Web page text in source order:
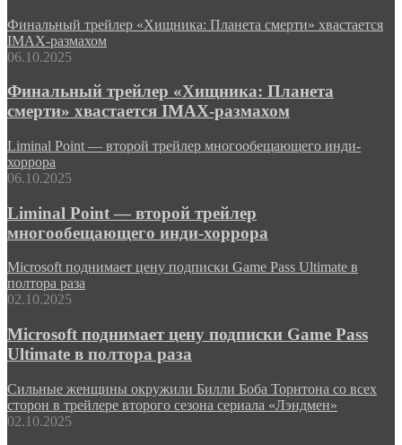
Финальный трейлер «Хищника: Планета смерти» хвастается
IMAX-размахом
06.10.2025
Финальный трейлер «Хищника: Планета
смерти» хвастается IMAX-размахом
Liminal Point — второй трейлер многообещающего инди-
хоррора
06.10.2025
Liminal Point — второй трейлер
многообещающего инди-хоррора
Microsoft поднимает цену подписки Game Pass Ultimate в
полтора раза
02.10.2025
Microsoft поднимает цену подписки Game Pass
Ultimate в полтора раза
Сильные женщины окружили Билли Боба Торнтона со всех
сторон в трейлере второго сезона сериала «Лэндмен»
02.10.2025